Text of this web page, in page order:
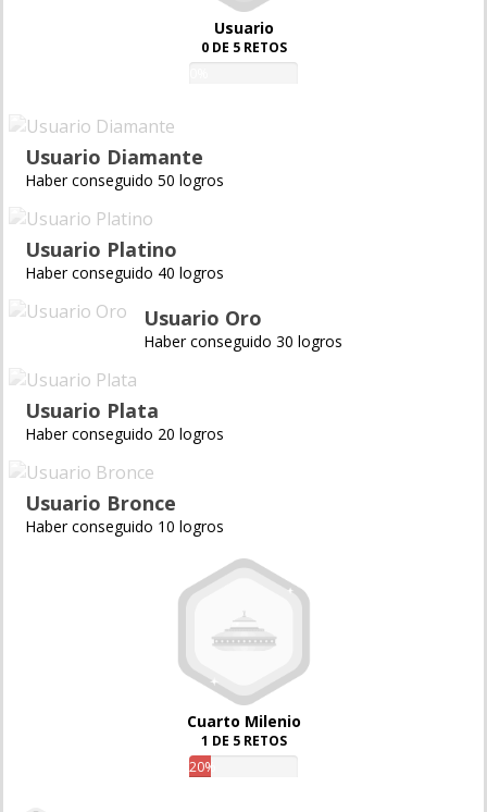
Usuario
0 DE 5 RETOS
Usuario Diamante
Haber conseguido 50 logros
Usuario Platino
Haber conseguido 40 logros
Usuario Oro
Haber conseguido 30 logros
Usuario Plata
Haber conseguido 20 logros
Usuario Bronce
Haber conseguido 10 logros
Cuarto Milenio
1 DE 5 RETOS
20%